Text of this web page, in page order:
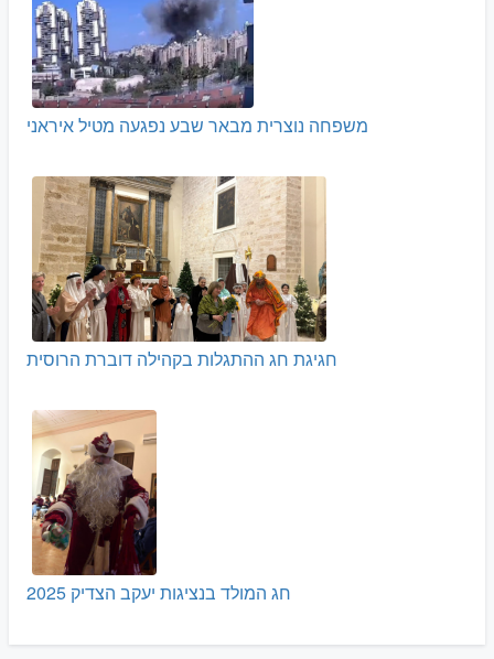
משפחה נוצרית מבאר שבע נפגעה מטיל איראני
חגיגת חג ההתגלות בקהילה דוברת הרוסית
חג המולד בנציגות יעקב הצדיק 2025